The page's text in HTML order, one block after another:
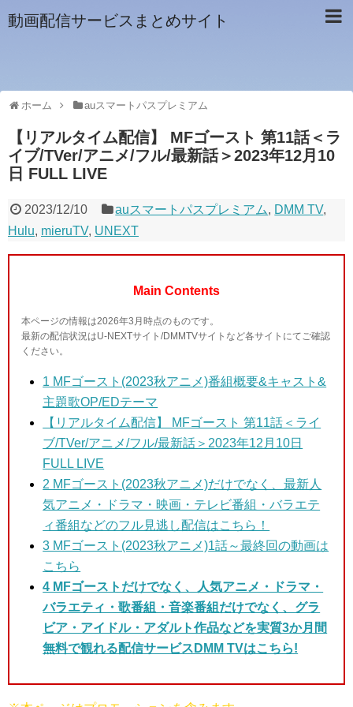
動画配信サービスまとめサイト
ホーム auスマートパスプレミアム
【リアルタイム配信】 MFゴースト 第11話＜ラ
イブ/TVer/アニメ/フル/最新話＞2023年12月10
日 FULL LIVE
2023/12/10 auスマートパスプレミアム, DMM TV,
Hulu, mieruTV, UNEXT
Main Contents
本ページの情報は2026年3月時点のものです。
最新の配信状況はU-NEXTサイト/DMMTVサイトなど各サイトにてご確認
ください。
1 MFゴースト(2023秋アニメ)番組概要&キャスト&
主題歌OP/EDテーマ
【リアルタイム配信】 MFゴースト 第11話＜ライ
ブ/TVer/アニメ/フル/最新話＞2023年12月10日
FULL LIVE
2 MFゴースト(2023秋アニメ)だけでなく、最新人
気アニメ・ドラマ・映画・テレビ番組・バラエテ
ィ番組などのフル見逃し配信はこちら！
3 MFゴースト(2023秋アニメ)1話～最終回の動画は
こちら
4 MFゴーストだけでなく、人気アニメ・ドラマ・
バラエティ・歌番組・音楽番組だけでなく、グラ
ビア・アイドル・アダルト作品などを実質3か月間
無料で観れる配信サービスDMM TVはこちら!